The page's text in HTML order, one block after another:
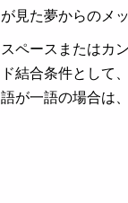
が見た夢からのメ
スペースまたはカ
ド結合条件として
語が一語の場合は